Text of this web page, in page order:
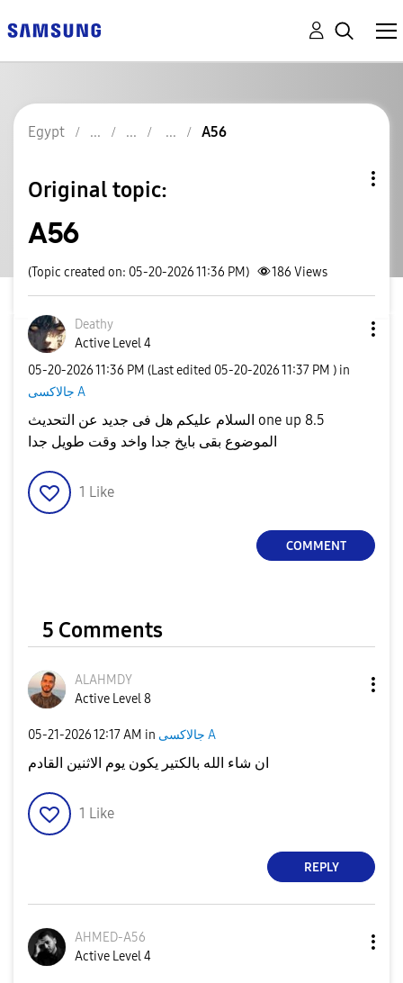
Egypt A56
Original topic:
A56
(Topic created on: 05-20-2026 11:36 PM) 186 Views
Deathy
Active Level 4
‎05-20-202611:36 PM (Last edited ‎05-20-202611:37 PM ) in
جالاكسى A
السلام عليكم هل فى جديد عن التحديث one up 8.5
الموضوع بقى بايخ جدا واخد وقت طويل جدا
1 Like
COMMENT
5 Comments
ALAHMDY
Active Level 8
‎05-21-202612:17 AM in جالاكسى A
ان شاء الله بالكتير يكون يوم الاثنين القادم
1 Like
REPLY
AHMED-A56
Active Level 4